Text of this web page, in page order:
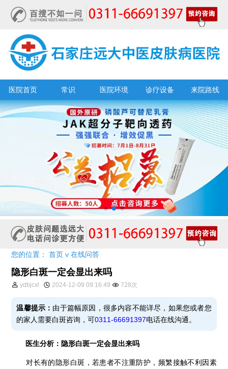
医院首页 常识 医院环境 诊疗设备 来院路线
您的位置：首页 ν在线问答
隐形白斑一定会显出来吗
ydbjcxl 2024-12-09 09:16:49 728次
温馨提示： 由于篇幅原因，很多内容不能详尽，如果您或者您
的家人需要白斑咨询，可0311-66691397电话在线沟通。
医生分析：隐形白斑一定会显出来吗
对长有的隐形白斑，若患者不注重防护，频繁接触不利因素